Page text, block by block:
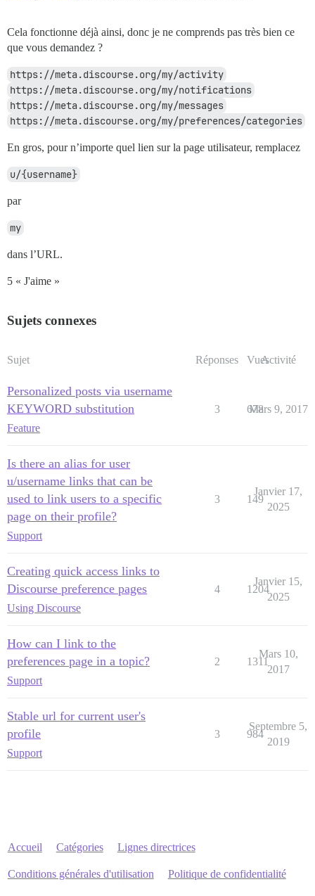
Cela fonctionne déjà ainsi, donc je ne comprends pas très bien ce
que vous demandez ?
https://meta.discourse.org/my/activity
https://meta.discourse.org/my/notifications
https://meta.discourse.org/my/messages
https://meta.discourse.org/my/preferences/categories
En gros, pour n’importe quel lien sur la page utilisateur, remplacez
u/{username}
par
my
dans l’URL.
5 « J'aime »
Sujets connexes
Sujet Réponses VuesActivité
Personalized posts via username
KEYWORD substitution
Feature
3 678
Mars 9, 2017
Is there an alias for user
u/username links that can be
used to link users to a specific
page on their profile?
Support
3 149
Janvier 17,
2025
Creating quick access links to
Discourse preference pages
Using Discourse
4 1204
Janvier 15,
2025
How can I link to the
preferences page in a topic?
Support
2 1311
Mars 10,
2017
Stable url for current user's
profile
Support
3 984
Septembre 5,
2019
Accueil Catégories Lignes directrices
Conditions générales d'utilisation Politique de confidentialité